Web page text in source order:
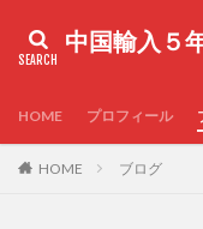
中国輸入５
HOME プロフィール
HOME ブログ